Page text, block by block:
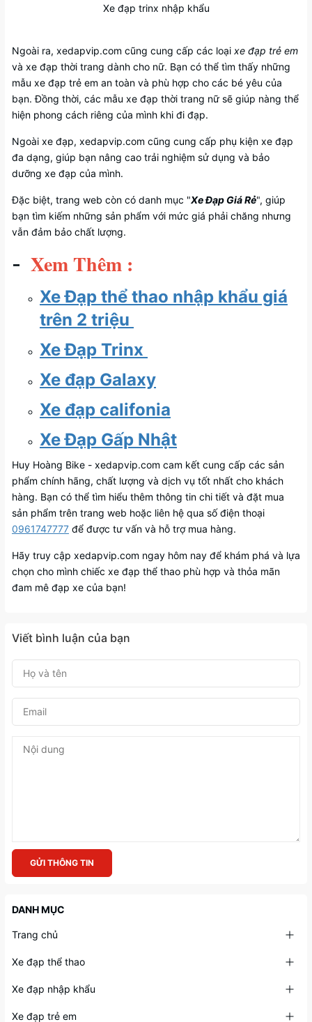
Xe đạp trinx nhập khẩu
Ngoài ra, xedapvip.com cũng cung cấp các loại xe đạp trẻ em
và xe đạp thời trang dành cho nữ. Bạn có thể tìm thấy những
mẫu xe đạp trẻ em an toàn và phù hợp cho các bé yêu của
bạn. Đồng thời, các mẫu xe đạp thời trang nữ sẽ giúp nàng thể
hiện phong cách riêng của mình khi đi đạp.
Ngoài xe đạp, xedapvip.com cũng cung cấp phụ kiện xe đạp
đa dạng, giúp bạn nâng cao trải nghiệm sử dụng và bảo
dưỡng xe đạp của mình.
Đặc biệt, trang web còn có danh mục "Xe Đạp Giá Rẻ", giúp
bạn tìm kiếm những sản phẩm với mức giá phải chăng nhưng
vẫn đảm bảo chất lượng.
- Xem Thêm :
Xe Đạp thể thao nhập khẩu giá
trên 2 triệu
Xe Đạp Trinx
Xe đạp Galaxy
Xe đạp califonia
Xe Đạp Gấp Nhật
Huy Hoàng Bike - xedapvip.com cam kết cung cấp các sản
phẩm chính hãng, chất lượng và dịch vụ tốt nhất cho khách
hàng. Bạn có thể tìm hiểu thêm thông tin chi tiết và đặt mua
sản phẩm trên trang web hoặc liên hệ qua số điện thoại
0961747777 để được tư vấn và hỗ trợ mua hàng.
Hãy truy cập xedapvip.com ngay hôm nay để khám phá và lựa
chọn cho mình chiếc xe đạp thể thao phù hợp và thỏa mãn
đam mê đạp xe của bạn!
Viết bình luận của bạn
GỬI THÔNG TIN
DANH MỤC
Trang chủ
Xe đạp thể thao
Xe đạp nhập khẩu
Xe đạp trẻ em